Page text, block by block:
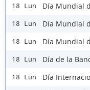
18 Lun Día Mundial
18 Lun Día Mundial
18 Lun Día Mundial
18 Lun Día de la
18 Lun Día